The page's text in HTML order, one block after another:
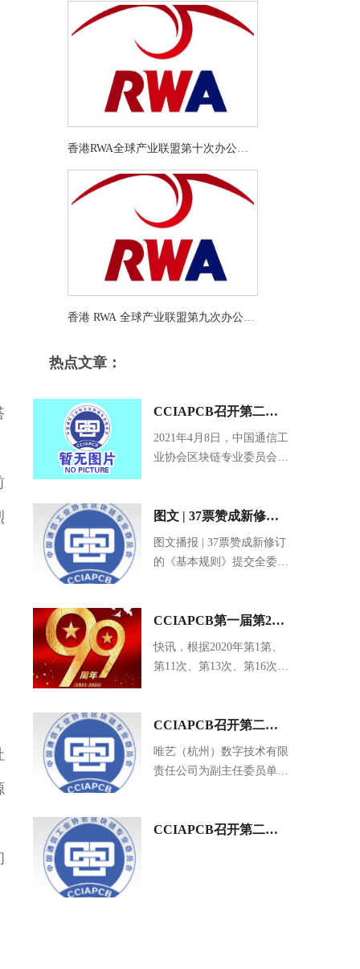
会暨RWA应用研讨会（二十九）在深
圳南山生纳国际总部成功举办
香港RWA全球产业联盟第十次办公会
暨联盟2026年发展规划研讨会
香港 RWA 全球产业联盟第九次办公会
中环交易广场北京盈科（香港）律师
事务所成功举办
热点文章：
CCIAPCB召开第二届
第九次主任委员会议 增
补中科云鼎和彭绍亮、
2021年4月8日，中国通信工
业协会区块链专业委员会
任委员王军委托主持召开第
二届第九次...
图文 | 37票赞成新修订
的《基本规则》提交全
委会表决 我委第一届第
图文播报 | 37票赞成新修订
的《基本规则》提交全委会
CCIAPCB第一届第28
次主任委员会议召开 决
定19家企业或个人新进
快讯，根据2020年第1第、
第11次、第13次、第16次和
信工业协会区块链专业委员
会（CC...
CCIAPCB召开第二届
第21次主任委员会议增
补经天学者臧志彭为副
唯艺（杭州）数字技术有限
责任公司为副主任委员单位
为常务委员单位（2022.8-
CCIAPCB召开第二届